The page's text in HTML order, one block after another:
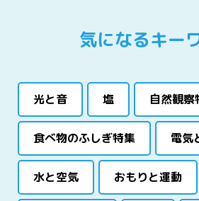
気になるキー
光と音 塩 自然観察
食べ物のふしぎ特集 電気
水と空気 おもりと運動